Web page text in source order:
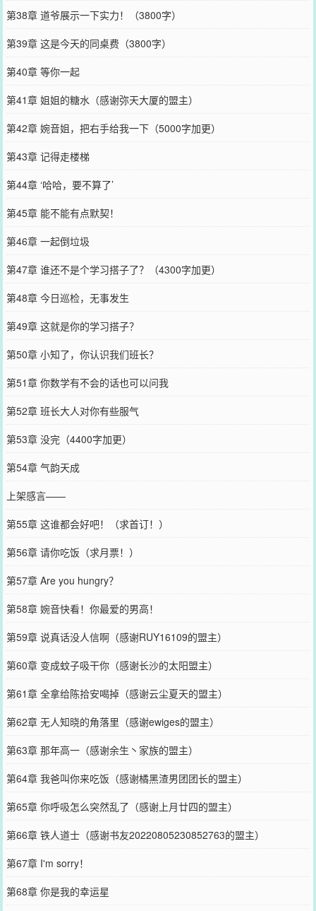
第38章 道爷展示一下实力！（3800字）
第39章 这是今天的同桌费（3800字）
第40章 等你一起
第41章 姐姐的糖水（感谢弥天大厦的盟主）
第42章 婉音姐，把右手给我一下（5000字加更）
第43章 记得走楼梯
第44章 ‘哈哈，要不算了’
第45章 能不能有点默契！
第46章 一起倒垃圾
第47章 谁还不是个学习搭子了？（4300字加更）
第48章 今日巡检，无事发生
第49章 这就是你的学习搭子？
第50章 小知了，你认识我们班长？
第51章 你数学有不会的话也可以问我
第52章 班长大人对你有些服气
第53章 没完（4400字加更）
第54章 气韵天成
上架感言——
第55章 这谁都会好吧！（求首订！）
第56章 请你吃饭（求月票！）
第57章 Are you hungry？
第58章 婉音快看！你最爱的男高！
第59章 说真话没人信啊（感谢RUY16109的盟主）
第60章 变成蚊子吸干你（感谢长沙的太阳盟主）
第61章 全拿给陈拾安喝掉（感谢云尘夏天的盟主）
第62章 无人知晓的角落里（感谢ewiges的盟主）
第63章 那年高一（感谢余生丶家族的盟主）
第64章 我爸叫你来吃饭（感谢橘黑渣男团团长的盟主）
第65章 你呼吸怎么突然乱了（感谢上月廿四的盟主）
第66章 铁人道士（感谢书友20220805230852763的盟主）
第67章 I'm sorry！
第68章 你是我的幸运星